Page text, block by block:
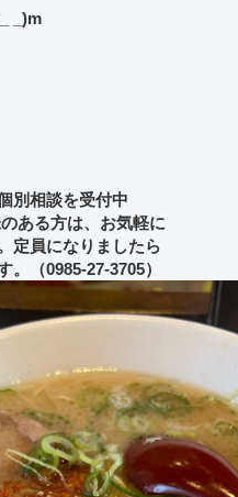
_)m
別相談を受付中
ある方は、お気軽に
定員になりましたら
。（0985-27-3705）